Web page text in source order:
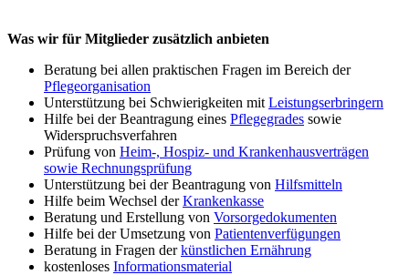
Was wir für Mitglieder zusätzlich anbieten
Beratung bei allen praktischen Fragen im Bereich der
Pflegeorganisation
Unterstützung bei Schwierigkeiten mit Leistungserbringern
Hilfe bei der Beantragung eines Pflegegrades sowie
Widerspruchsverfahren
Prüfung von Heim-, Hospiz- und Krankenhausverträgen
sowie Rechnungsprüfung
Unterstützung bei der Beantragung von Hilfsmitteln
Hilfe beim Wechsel derKrankenkasse
Beratung und Erstellung von Vorsorgedokumenten
Hilfe bei der Umsetzung von Patientenverfügungen
Beratung in Fragen derkünstlichen Ernährung
kostenloses Informationsmaterial